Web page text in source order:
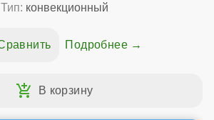
Тип: конвекционный
Подробнее